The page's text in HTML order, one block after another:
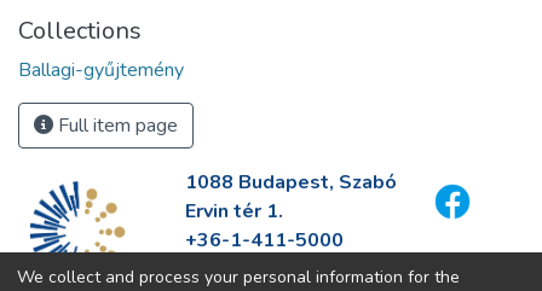
Collections
Ballagi-gyűjtemény
Full item page
1088 Budapest, Szabó
Ervin tér 1.
+36-1-411-5000
info@fszek.hu
We collect and process your personal information for the